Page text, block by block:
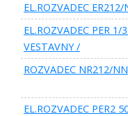
EL.ROZVADEC ER212/
EL.ROZVADEC PER 1/
VESTAVNY /
ROZVADEC NR212/
EL.ROZVADEC PER2